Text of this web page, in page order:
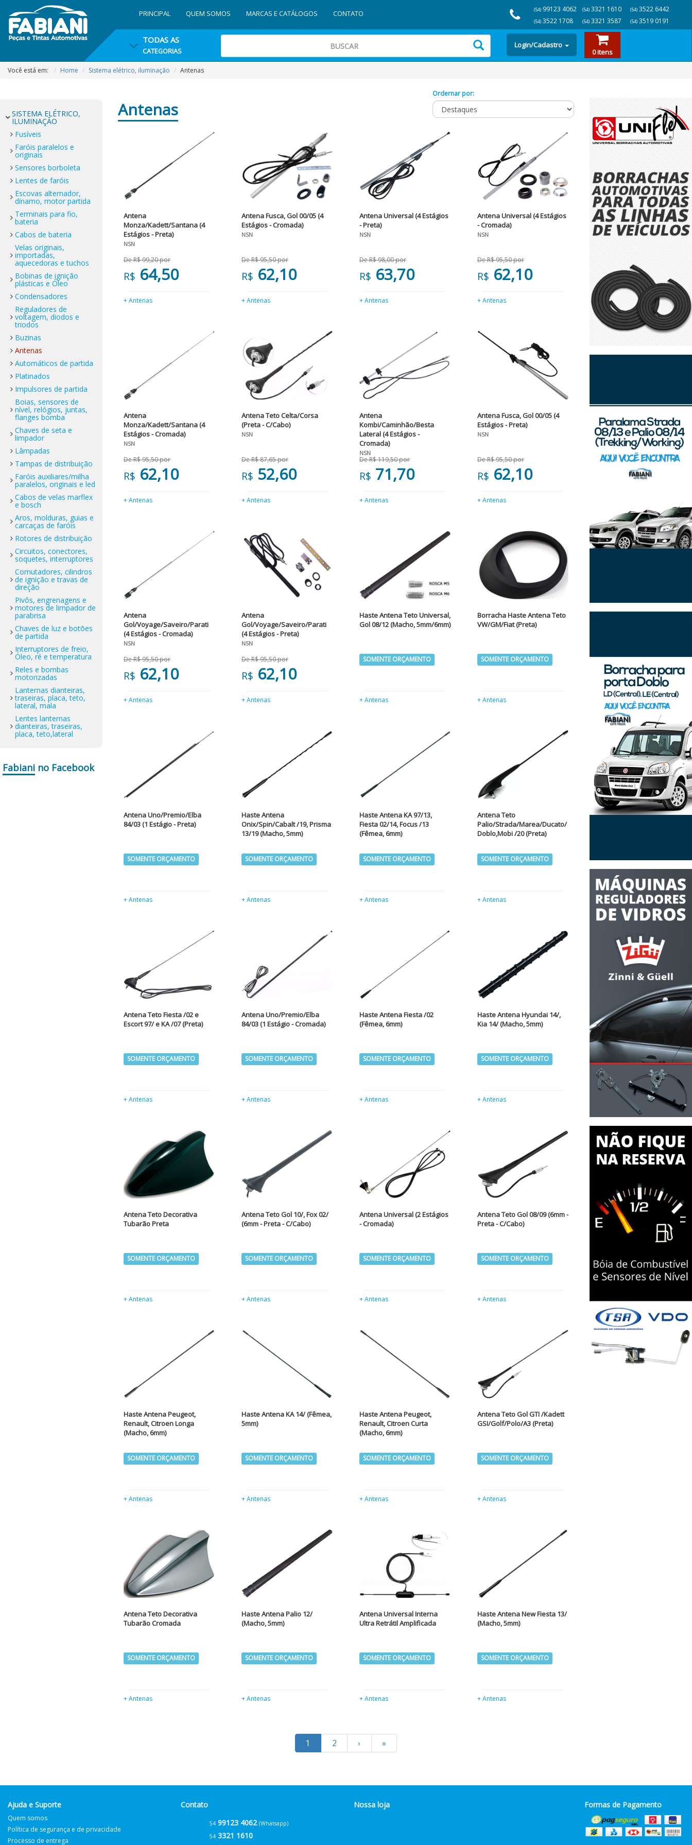
PRINCIPAL QUEM SOMOS MARCAS E CATÁLOGOS CONTATO (54) 99123 4062
(54) 3522 1708
(54)3321 1610
(54)3321 3587
(54)3522 6442
(54)3519 0191
TODAS AS
CATEGORIAS
Login/Cadastro
0 itens
Você está em: Home Sistema elétrico, iluminação Antenas
SISTEMA ELÉTRICO,
ILUMINAÇÃO
Fusíveis
Faróis paralelos e
originais
Sensores borboleta
Lentes de faróis
Escovas alternador,
dínamo, motor partida
Terminais para fio,
bateria
Cabos de bateria
Velas originais,
importadas,
aquecedoras e tuchos
Bobinas de ignição
plásticas e Óleo
Condensadores
Reguladores de
voltagem, diodos e
triodos
Buzinas
Antenas
Automáticos de partida
Platinados
Impulsores de partida
Boias, sensores de
nível, relógios, juntas,
flanges bomba
Chaves de seta e
limpador
Lâmpadas
Tampas de distribuição
Faróis auxiliares/milha
paralelos, originais e led
Cabos de velas marflex
e bosch
Aros, molduras, guias e
carcaças de faróis
Rotores de distribuição
Circuitos, conectores,
soquetes, interruptores
Comutadores, cilindros
de ignição e travas de
direção
Pivôs, engrenagens e
motores de limpador de
parabrisa
Chaves de luz e botões
de partida
Interruptores de freio,
Óleo, ré e temperatura
Reles e bombas
motorizadas
Lanternas dianteiras,
traseiras, placa, teto,
lateral, mala
Lentes lanternas
dianteiras, traseiras,
placa, teto,lateral
Fabiani no Facebook
Antenas
Ordernar por:
Antena
Monza/Kadett/Santana (4
Estágios - Preta)
NSN
De R$ 99,20 por
R$ 64,50
+ Antenas
Antena Fusca, Gol 00/05 (4
Estágios - Cromada)
NSN
De R$ 95,50 por
R$ 62,10
+ Antenas
Antena Universal (4 Estágios
- Preta)
NSN
De R$ 98,00 por
R$ 63,70
+ Antenas
Antena Universal (4 Estágios
- Cromada)
NSN
De R$ 95,50 por
R$ 62,10
+ Antenas
Antena
Monza/Kadett/Santana (4
Estágios - Cromada)
NSN
De R$ 95,50 por
R$ 62,10
+ Antenas
Antena Teto Celta/Corsa
(Preta - C/Cabo)
NSN
De R$ 87,65 por
R$ 52,60
+ Antenas
Antena
Kombi/Caminhão/Besta
Lateral (4 Estágios -
Cromada)
NSN
De R$ 119,50 por
R$ 71,70
+ Antenas
Antena Fusca, Gol 00/05 (4
Estágios - Preta)
NSN
De R$ 95,50 por
R$ 62,10
+ Antenas
Antena
Gol/Voyage/Saveiro/Parati
(4 Estágios - Cromada)
NSN
De R$ 95,50 por
R$ 62,10
+ Antenas
Antena
Gol/Voyage/Saveiro/Parati
(4 Estágios - Preta)
NSN
De R$ 95,50 por
R$ 62,10
+ Antenas
Haste Antena Teto Universal,
Gol 08/12 (Macho, 5mm/6mm)
SOMENTE ORÇAMENTO
+ Antenas
Borracha Haste Antena Teto
VW/GM/Fiat (Preta)
SOMENTE ORÇAMENTO
+ Antenas
Antena Uno/Premio/Elba
84/03 (1 Estágio - Preta)
SOMENTE ORÇAMENTO
+ Antenas
Haste Antena
Onix/Spin/Cabalt /19, Prisma
13/19 (Macho, 5mm)
SOMENTE ORÇAMENTO
+ Antenas
Haste Antena KA 97/13,
Fiesta 02/14, Focus /13
(Fêmea, 6mm)
SOMENTE ORÇAMENTO
+ Antenas
Antena Teto
Palio/Strada/Marea/Ducato/
Doblo,Mobi /20 (Preta)
SOMENTE ORÇAMENTO
+ Antenas
Antena Teto Fiesta /02 e
Escort 97/ e KA /07 (Preta)
SOMENTE ORÇAMENTO
+ Antenas
Antena Uno/Premio/Elba
84/03 (1 Estágio - Cromada)
SOMENTE ORÇAMENTO
+ Antenas
Haste Antena Fiesta /02
(Fêmea, 6mm)
SOMENTE ORÇAMENTO
+ Antenas
Haste Antena Hyundai 14/,
Kia 14/ (Macho, 5mm)
SOMENTE ORÇAMENTO
+ Antenas
Antena Teto Decorativa
Tubarão Preta
SOMENTE ORÇAMENTO
+ Antenas
Antena Teto Gol 10/, Fox 02/
(6mm - Preta - C/Cabo)
SOMENTE ORÇAMENTO
+ Antenas
Antena Universal (2 Estágios
- Cromada)
SOMENTE ORÇAMENTO
+ Antenas
Antena Teto Gol 08/09 (6mm -
Preta - C/Cabo)
SOMENTE ORÇAMENTO
+ Antenas
Haste Antena Peugeot,
Renault, Citroen Longa
(Macho, 6mm)
SOMENTE ORÇAMENTO
+ Antenas
Haste Antena KA 14/ (Fêmea,
5mm)
SOMENTE ORÇAMENTO
+ Antenas
Haste Antena Peugeot,
Renault, Citroen Curta
(Macho, 6mm)
SOMENTE ORÇAMENTO
+ Antenas
Antena Teto Gol GTI /Kadett
GSI/Golf/Polo/A3 (Preta)
SOMENTE ORÇAMENTO
+ Antenas
Antena Teto Decorativa
Tubarão Cromada
SOMENTE ORÇAMENTO
+ Antenas
Haste Antena Palio 12/
(Macho, 5mm)
SOMENTE ORÇAMENTO
+ Antenas
Antena Universal Interna
Ultra Retrátil Amplificada
SOMENTE ORÇAMENTO
+ Antenas
Haste Antena New Fiesta 13/
(Macho, 5mm)
SOMENTE ORÇAMENTO
+ Antenas
1 2 › »
Ajuda e Suporte
Quem somos
Política de segurança e de privacidade
Processo de entrega
Contato
54 99123 4062 (Whatsapp)
54 3321 1610
Nossa loja Formas de Pagamento